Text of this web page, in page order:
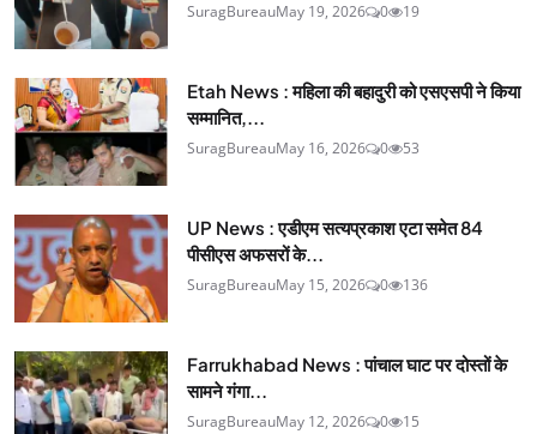
SuragBureauMay 19, 2026 0 19
Etah News : महिला की बहादुरी को एसएसपी ने किया
सम्मानित,...
SuragBureauMay 16, 2026 0 53
UP News : एडीएम सत्यप्रकाश एटा समेत 84
पीसीएस अफसरों के...
SuragBureauMay 15, 2026 0 136
Farrukhabad News : पांचाल घाट पर दोस्तों के
सामने गंगा...
SuragBureauMay 12, 2026 0 15